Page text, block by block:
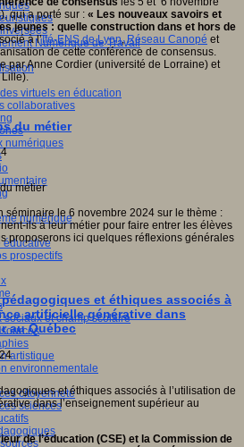
Numérique de Travail
virtuels en éducation
collaboratives
numériques
numérique
éducative
prospectifs
sociaux et champ scolaire
artistique
environnementale
citoyenneté
sciences
qui a porté sur : « Les nouveaux savoirs et
jeunes : quelle construction dans et hors de
à l’Ifé-ENS de Lyon,Réseau Canopé et
de cette conférence de consensus.
par Anne Cordier (université de Lorraine) et
Lille).
du métier
séminaire le 6 novembre 2024 sur le thème :
ils à leur métier pour faire entrer les élèves
proposerons ici quelques réflexions générales
et éthiques associés à
artificielle générative dans
au Québec
de l’éducation (CSE) et la Commission de